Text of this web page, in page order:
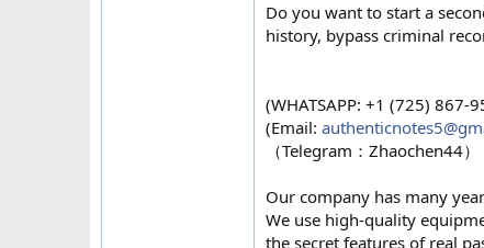
Do you want to start a
history, bypass criminal
(WHATSAPP: +1 (725) 867-
(Email:
（Telegram：Zhaochen44）
Our company has many
We use high-quality
the secret features of real